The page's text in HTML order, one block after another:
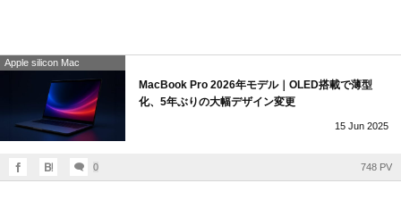
Apple silicon Mac
MacBook Pro 2026年モデル｜OLED搭載で薄型
化、5年ぶりの大幅デザイン変更
15 Jun 2025
0 748 PV